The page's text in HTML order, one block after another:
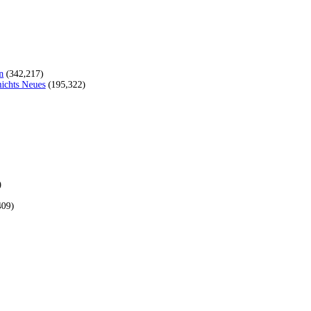
(342,217)
Neues (195,322)